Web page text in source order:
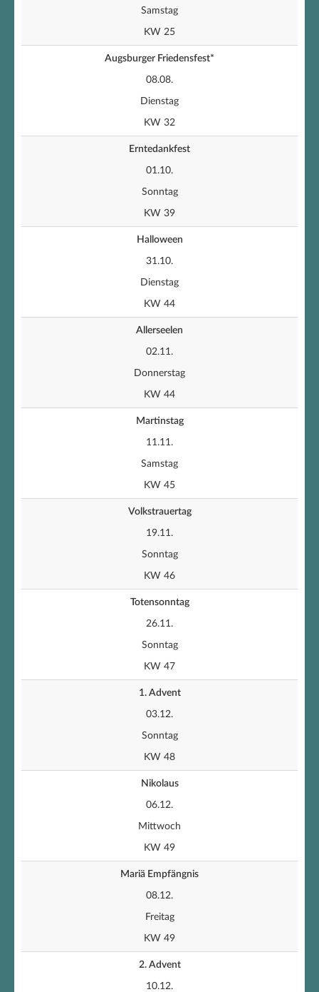
Samstag
KW 25
Augsburger Friedensfest*
08.08.
Dienstag
KW 32
Erntedankfest
01.10.
Sonntag
KW 39
Halloween
31.10.
Dienstag
KW 44
Allerseelen
02.11.
Donnerstag
KW 44
Martinstag
11.11.
Samstag
KW 45
Volkstrauertag
19.11.
Sonntag
KW 46
Totensonntag
26.11.
Sonntag
KW 47
1. Advent
03.12.
Sonntag
KW 48
Nikolaus
06.12.
Mittwoch
KW 49
Mariä Empfängnis
08.12.
Freitag
KW 49
2. Advent
10.12.